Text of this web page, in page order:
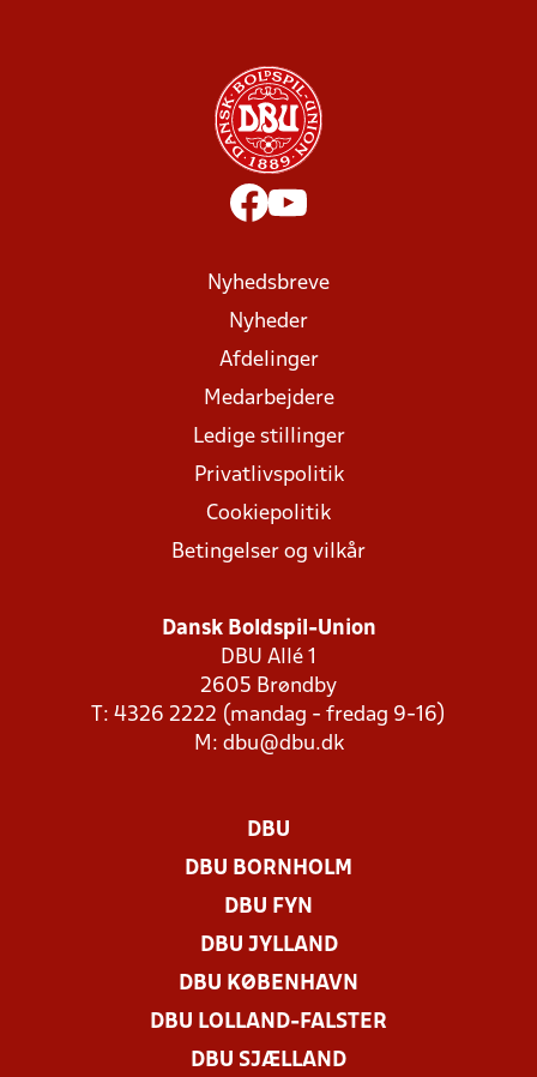
Nyhedsbreve
Nyheder
Afdelinger
Medarbejdere
Ledige stillinger
Privatlivspolitik
Cookiepolitik
Betingelser og vilkår
Dansk Boldspil-Union
DBU Allé 1
2605 Brøndby
T: 4326 2222 (mandag - fredag 9-16)
M: dbu@dbu.dk
DBU
DBU BORNHOLM
DBU FYN
DBU JYLLAND
DBU KØBENHAVN
DBU LOLLAND-FALSTER
DBU SJÆLLAND